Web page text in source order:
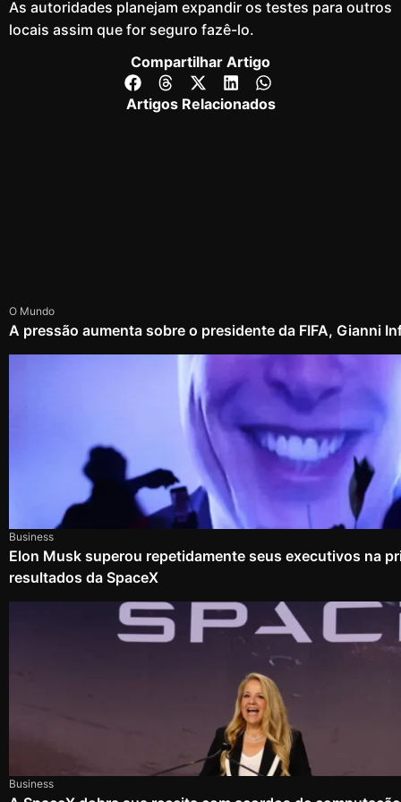
As autoridades planejam expandir os testes para outros
locais assim que for seguro fazê-lo.
Compartilhar Artigo
Artigos Relacionados
O Mundo
A pressão aumenta sobre o presidente da FIFA, Gianni
Business
Elon Musk superou repetidamente seus executivos na
resultados da SpaceX
Business